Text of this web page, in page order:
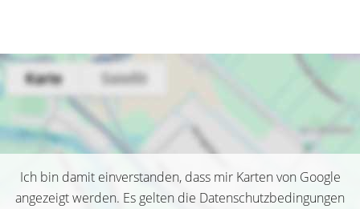
Ich bin damit einverstanden, dass mir Karten von Google
angezeigt werden. Es gelten die Datenschutzbedingungen